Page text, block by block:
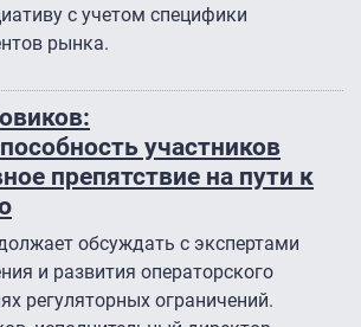
с учетом специфики
рынка.
участников
препятствие на пути к
обсуждать с экспертами
и развития операторского
регуляторных ограничений.